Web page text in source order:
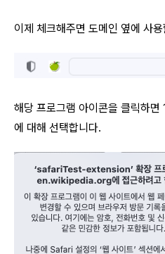
이제 체크해주면 도메인 옆에 사
해당 프로그램 아이콘을 클릭하면
에 대해 선택합니다.